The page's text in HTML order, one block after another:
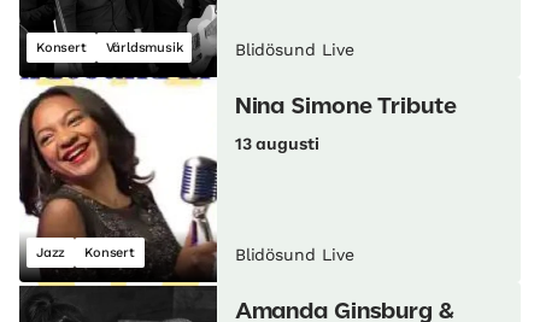
Konsert Världsmusik Blidösund Live
Jazz Konsert
Nina Simone Tribute
13 augusti
Blidösund Live
Amanda Ginsburg &